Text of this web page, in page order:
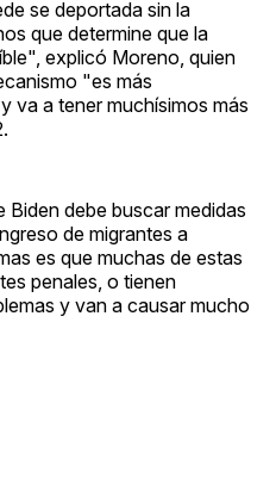
se deportada sin la
que determine que la
explicó Moreno, quien
"es más
va a tener muchísimos más
Biden debe buscar medidas
de migrantes a
es que muchas de estas
penales, o tienen
y van a causar mucho